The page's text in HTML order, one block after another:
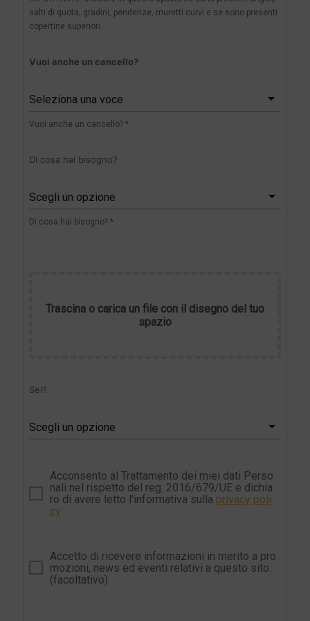
salti di quota, gradini, pendenze, muretti curvi e se sono presenti
copertine superiori.
Vuoi anche un cancello?
Seleziona una voce
Vuoi anche un cancello? *
Di cosa hai bisogno?
Scegli un opzione
Di cosa hai bisogno? *
Trascina o carica un file con il disegno del tuo
spazio
Sei?
Scegli un opzione
Acconsento al Trattamento dei miei dati Perso
nali nel rispetto del reg. 2016/679/UE e dichia
ro di avere letto l'informativa sulla privacy poli
cy
Accetto di ricevere informazioni in merito a pro
mozioni, news ed eventi relativi a questo sito.
(facoltativo)